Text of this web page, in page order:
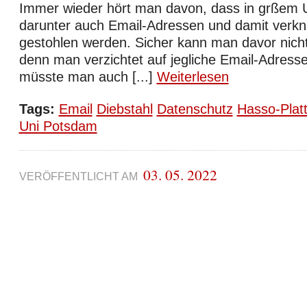
Immer wieder hört man davon, dass in grßem
darunter auch Email-Adressen und damit
gestohlen werden. Sicher kann man davor
denn man verzichtet auf jegliche Email-
müsste man auch [...] Weiterlesen
Tags: Email Diebstahl Datenschutz Hasso-
Uni Potsdam
VERÖFFENTLICHT AM 03. 05. 2022